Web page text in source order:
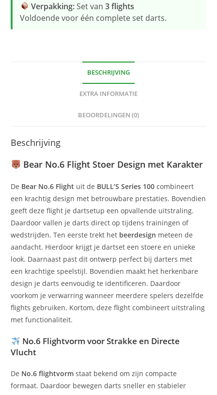
Verpakking:Set van 3 flights
Voldoende voor één complete set darts.
BESCHRIJVING
EXTRA INFORMATIE
BEOORDELINGEN (0)
Beschrijving
Bear No.6 FlightStoer Design met Karakter
De Bear No.6 Flight uit de BULL’S Series 100 combineert
een krachtig design met betrouwbare prestaties. Bovendien
geeft deze flight je dartsetup een opvallende uitstraling.
Daardoor vallen je darts direct op tijdens trainingen of
wedstrijden. Ten eerste trekt het beerdesign meteen de
aandacht. Hierdoor krijgt je dartset een stoere en unieke
look. Daarnaast past dit ontwerp perfect bij darters met
een krachtige speelstijl. Bovendien maakt het herkenbare
design je darts eenvoudig te identificeren. Daardoor
voorkom je verwarring wanneer meerdere spelers dezelfde
flights gebruiken. Kortom, deze flight combineert uitstraling
met functionaliteit.
No.6 Flightvorm voor Strakke en Directe
Vlucht
De No.6 flightvorm staat bekend om zijn compacte
formaat. Daardoor bewegen darts sneller en stabieler